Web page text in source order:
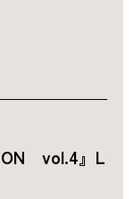
vol.4』L